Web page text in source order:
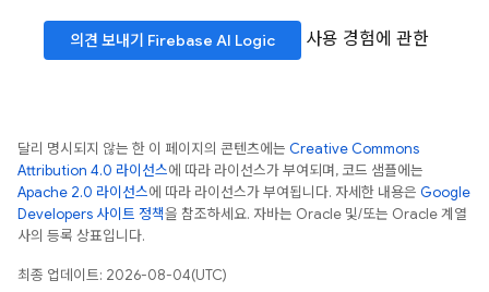
의견 보내기 Firebase AI Logic 사용 경험에 관한
달리 명시되지 않는 한 이 페이지의 콘텐츠에는 Creative Commons
Attribution 4.0 라이선스에 따라 라이선스가 부여되며, 코드 샘플에는
Apache 2.0 라이선스에 따라 라이선스가 부여됩니다. 자세한 내용은 Google
Developers 사이트 정책을 참조하세요. 자바는 Oracle 및/또는 Oracle 계열
사의 등록 상표입니다.
최종 업데이트: 2026-08-04(UTC)